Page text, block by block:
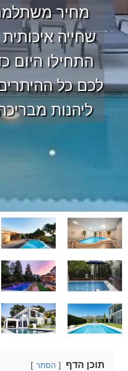
מחיר
שחייה
התחילו היום
לכם כל ההיתרים
ליהנות
תוכן הדף הסתר